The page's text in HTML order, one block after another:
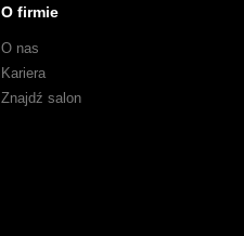
O firmie
O nas
Kariera
Znajdź salon